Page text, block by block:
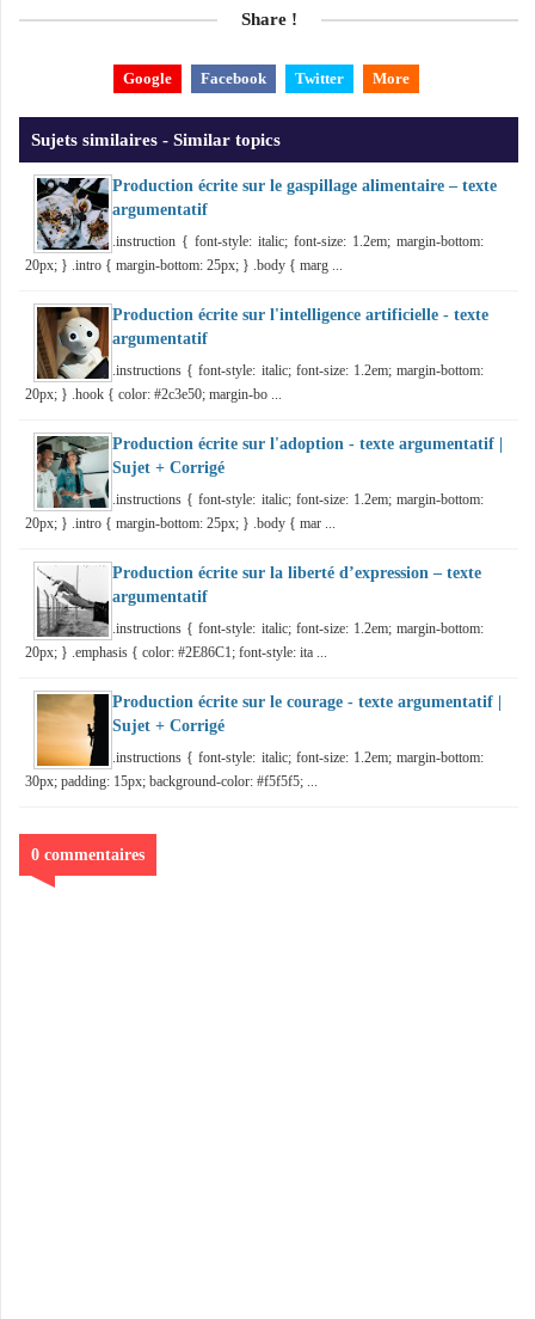
Share !
Google Facebook Twitter More
Sujets similaires - Similar topics
Production écrite sur le gaspillage alimentaire – texte
argumentatif
.instruction { font-style: italic; font-size: 1.2em; margin-bottom:
20px; } .intro { margin-bottom: 25px; } .body { marg ...
Production écrite sur l'intelligence artificielle - texte
argumentatif
.instructions { font-style: italic; font-size: 1.2em; margin-bottom:
20px; } .hook { color: #2c3e50; margin-bo ...
Production écrite sur l'adoption - texte argumentatif |
Sujet + Corrigé
.instructions { font-style: italic; font-size: 1.2em; margin-bottom:
20px; } .intro { margin-bottom: 25px; } .body { mar ...
Production écrite sur la liberté d’expression – texte
argumentatif
.instructions { font-style: italic; font-size: 1.2em; margin-bottom:
20px; } .emphasis { color: #2E86C1; font-style: ita ...
Production écrite sur le courage - texte argumentatif |
Sujet + Corrigé
.instructions { font-style: italic; font-size: 1.2em; margin-bottom:
30px; padding: 15px; background-color: #f5f5f5; ...
0 commentaires